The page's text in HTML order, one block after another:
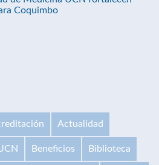
Coquimbo
Actualidad
Beneficios Biblioteca